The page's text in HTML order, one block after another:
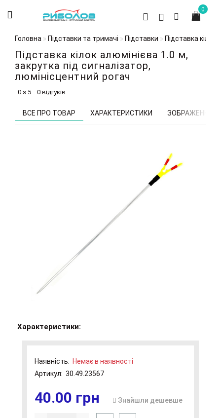
0
Головна Підставки та тримачі Підставки Підставка кілок
Підставка кілок алюмінієва 1.0 м,
закрутка під сигналізатор,
люмінісцентний рогач
0 з 5 0 відгуків
ВСЕ ПРО ТОВАР ХАРАКТЕРИСТИКИ ЗОБРАЖЕННЯ
Характеристики:
Наявність: Немає в наявності
Артикул: 30.49.23567
40.00 грн Знайшли дешевше